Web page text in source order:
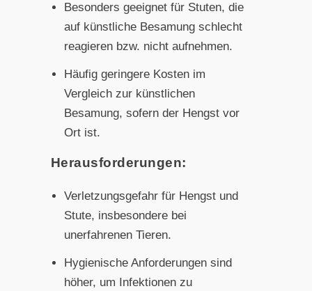
Besonders geeignet für Stuten, die
auf künstliche Besamung schlecht
reagieren bzw. nicht aufnehmen.
Häufig geringere Kosten im
Vergleich zur künstlichen
Besamung, sofern der Hengst vor
Ort ist.
Herausforderungen:
Verletzungsgefahr für Hengst und
Stute, insbesondere bei
unerfahrenen Tieren.
Hygienische Anforderungen sind
höher, um Infektionen zu